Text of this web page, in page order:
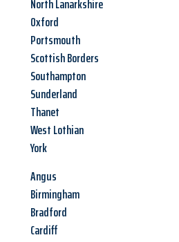
North Lanarkshire
Oxford
Portsmouth
Scottish Borders
Southampton
Sunderland
Thanet
West Lothian
York
Angus
Birmingham
Bradford
Cardiff